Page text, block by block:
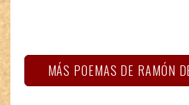
MÁS POEMAS DE RAMÓN